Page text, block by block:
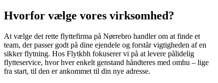
Hvorfor vælge vores virksomhed?
At vælge det rette flyttefirma på Nørrebro handler om at finde et
team, der passer godt på dine ejendele og forstår vigtigheden af ​​en
sikker flytning. Hos Flytkbh fokuserer vi på at levere pålidelig
flytteservice, hvor hver enkelt genstand håndteres med omhu – lige
fra start, til den er ankommet til din nye adresse.